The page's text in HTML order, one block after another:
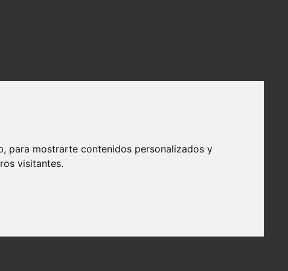
para mostrarte contenidos personalizados y
visitantes.